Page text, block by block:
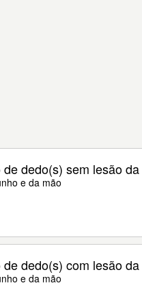
dedo(s) sem lesão
e da mão
dedo(s) com lesão
e da mão